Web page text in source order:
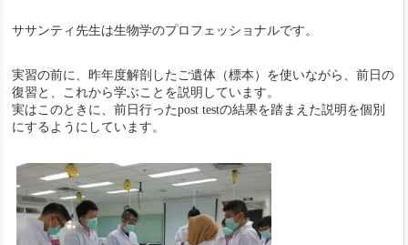
ササンティ先生は生物学のプロフェッショナルです。
実習の前に、昨年度解剖したご遺体（標本）を使いながら、前日の
復習と、これから学ぶことを説明しています。
実はこのときに、前日行ったpost testの結果を踏まえた説明を個別
にするようにしています。